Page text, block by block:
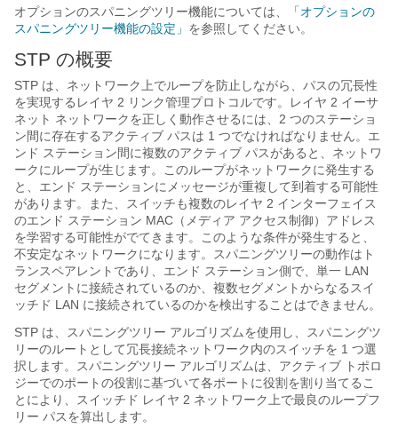
オプションのスパニングツリー機能については、
「オプションの
スパニングツリー機能の設定」 を参照してください。
STP の概要
STP は、ネットワーク上でループを防止しながら、パスの冗長性
を実現するレイヤ 2 リンク管理プロトコルです。レイヤ 2 イーサ
ネット ネットワークを正しく動作させるには、2 つのステーショ
ン間に存在するアクティブ パスは 1 つでなければなりません。エ
ンド ステーション間に複数のアクティブ パスがあると、ネットワ
ークにループが生じます。このループがネットワークに発生する
と、エンド ステーションにメッセージが重複して到着する可能性
があります。また、スイッチも複数のレイヤ 2 インターフェイス
のエンド ステーション MAC（メディア アクセス制御）アドレス
を学習する可能性がでてきます。このような条件が発生すると、
不安定なネットワークになります。スパニングツリーの動作はト
ランスペアレントであり、エンド ステーション側で、単一 LAN
セグメントに接続されているのか、複数セグメントからなるスイ
ッチド LAN に接続されているのかを検出することはできません。
STP は、スパニングツリー アルゴリズムを使用し、スパニングツ
リーのルートとして冗長接続ネットワーク内のスイッチを 1 つ選
択します。スパニングツリー アルゴリズムは、アクティブ トポロ
ジーでのポートの役割に基づいて各ポートに役割を割り当てるこ
とにより、スイッチド レイヤ 2 ネットワーク上で最良のループフ
リー パスを算出します。